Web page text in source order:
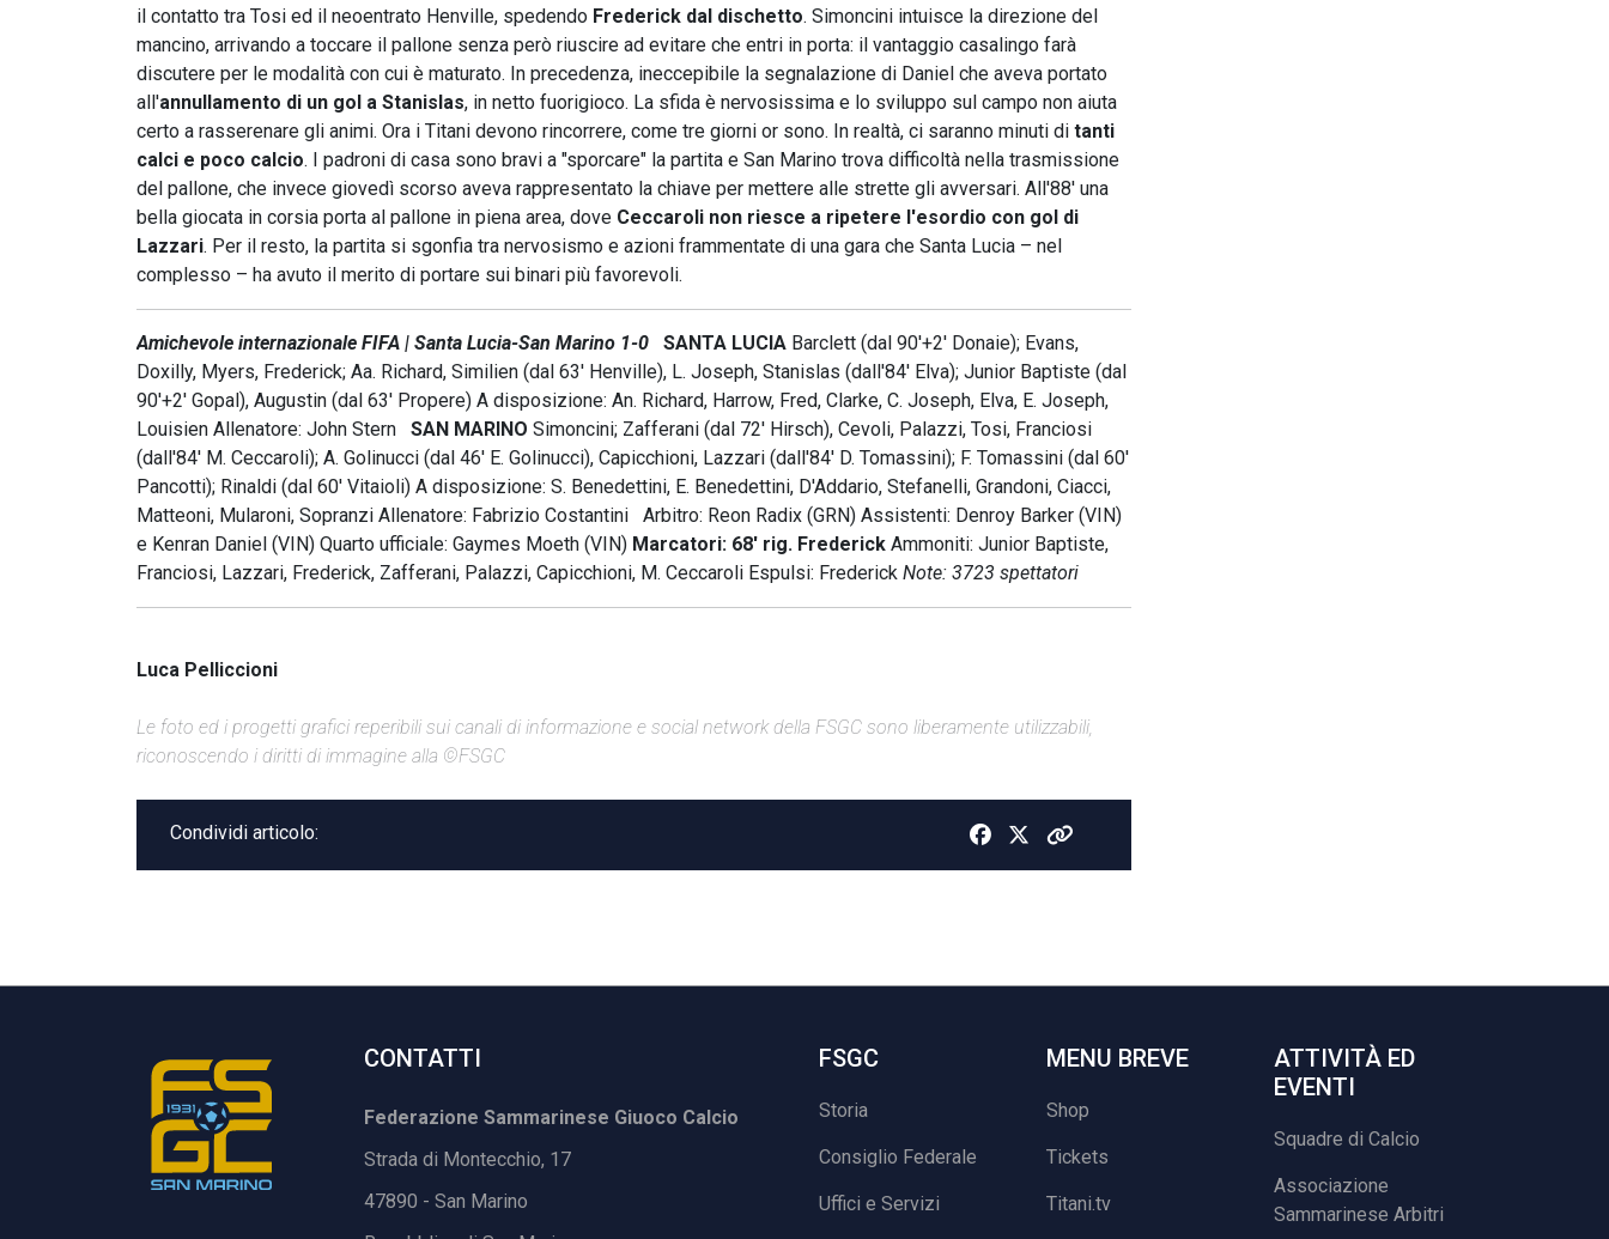
il contatto tra Tosi ed il neoentrato Henville, spedendo Frederick dal dischetto. Simoncini intuisce la direzione del
mancino, arrivando a toccare il pallone senza però riuscire ad evitare che entri in porta: il vantaggio casalingo farà
discutere per le modalità con cui è maturato. In precedenza, ineccepibile la segnalazione di Daniel che aveva portato
all'annullamento di un gol a Stanislas, in netto fuorigioco. La sfida è nervosissima e lo sviluppo sul campo non aiuta
certo a rasserenare gli animi. Ora i Titani devono rincorrere, come tre giorni or sono. In realtà, ci saranno minuti di tanti
calci e poco calcio. I padroni di casa sono bravi a "sporcare" la partita e San Marino trova difficoltà nella trasmissione
del pallone, che invece giovedì scorso aveva rappresentato la chiave per mettere alle strette gli avversari. All'88' una
bella giocata in corsia porta al pallone in piena area, dove Ceccaroli non riesce a ripetere l'esordio con gol di
Lazzari. Per il resto, la partita si sgonfia tra nervosismo e azioni frammentate di una gara che Santa Lucia – nel
complesso – ha avuto il merito di portare sui binari più favorevoli.
Amichevole internazionale FIFA | Santa Lucia-San Marino 1-0 SANTA LUCIA Barclett (dal 90'+2' Donaie); Evans,
Doxilly, Myers, Frederick; Aa. Richard, Similien (dal 63' Henville), L. Joseph, Stanislas (dall'84' Elva); Junior Baptiste (dal
90'+2' Gopal), Augustin (dal 63' Propere) A disposizione: An. Richard, Harrow, Fred, Clarke, C. Joseph, Elva, E. Joseph,
Louisien Allenatore: John Stern SAN MARINO Simoncini; Zafferani (dal 72' Hirsch), Cevoli, Palazzi, Tosi, Franciosi
(dall'84' M. Ceccaroli); A. Golinucci (dal 46' E. Golinucci), Capicchioni, Lazzari (dall'84' D. Tomassini); F. Tomassini (dal 60'
Pancotti); Rinaldi (dal 60' Vitaioli) A disposizione: S. Benedettini, E. Benedettini, D'Addario, Stefanelli, Grandoni, Ciacci,
Matteoni, Mularoni, Sopranzi Allenatore: Fabrizio Costantini Arbitro: Reon Radix (GRN) Assistenti: Denroy Barker (VIN)
e Kenran Daniel (VIN) Quarto ufficiale: Gaymes Moeth (VIN) Marcatori: 68' rig. Frederick Ammoniti: Junior Baptiste,
Franciosi, Lazzari, Frederick, Zafferani, Palazzi, Capicchioni, M. Ceccaroli Espulsi: Frederick Note: 3723 spettatori
Luca Pelliccioni
Le foto ed i progetti grafici reperibili sui canali di informazione e social network della FSGC sono liberamente utilizzabili,
riconoscendo i diritti di immagine alla ©FSGC
Condividi articolo:
CONTATTI
Federazione Sammarinese Giuoco Calcio
Strada di Montecchio, 17
47890 - San Marino
FSGC
Storia
Consiglio Federale
Uffici e Servizi
MENU BREVE
Shop
Tickets
Titani.tv
ATTIVITÀ ED
EVENTI
Squadre di Calcio
Associazione
Sammarinese Arbitri